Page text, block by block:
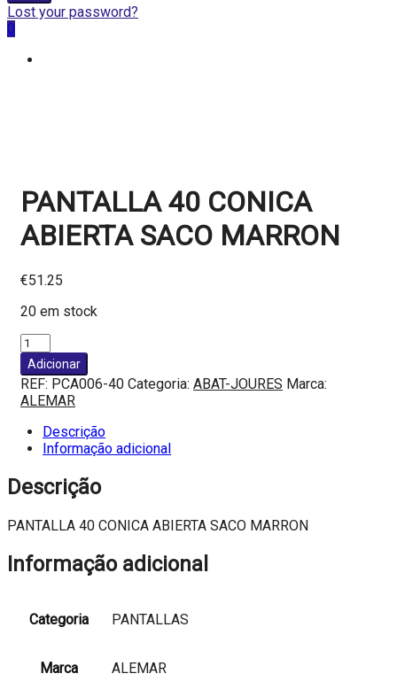
Lost your password?
0
PANTALLA 40 CONICA
ABIERTA SACO MARRON
€51.25
20 em stock
Quantidade
de
PANTALLA
40
CONICA
ABIERTA
SACO
MARRON
Adicionar
REF: PCA006-40 Categoria: ABAT-JOURES Marca:
ALEMAR
Descrição
Informação adicional
Descrição
PANTALLA 40 CONICA ABIERTA SACO MARRON
Informação adicional
Categoria PANTALLAS
Marca ALEMAR